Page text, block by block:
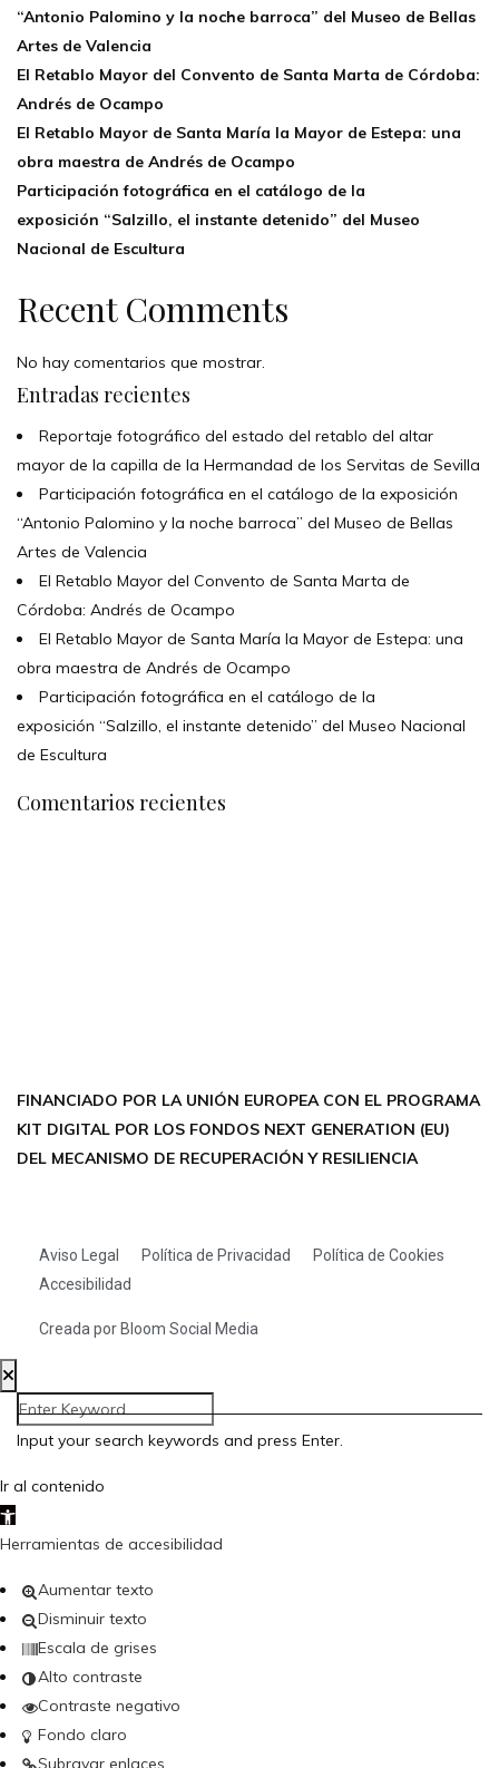
“Antonio Palomino y la noche barroca” del Museo de Bellas
Artes de Valencia
El Retablo Mayor del Convento de Santa Marta de Córdoba:
Andrés de Ocampo
El Retablo Mayor de Santa María la Mayor de Estepa: una
obra maestra de Andrés de Ocampo
Participación fotográfica en el catálogo de la
exposición “Salzillo, el instante detenido” del Museo
Nacional de Escultura
Recent Comments
No hay comentarios que mostrar.
Entradas recientes
Reportaje fotográfico del estado del retablo del altar
mayor de la capilla de la Hermandad de los Servitas de Sevilla
Participación fotográfica en el catálogo de la exposición
“Antonio Palomino y la noche barroca” del Museo de Bellas
Artes de Valencia
El Retablo Mayor del Convento de Santa Marta de
Córdoba: Andrés de Ocampo
El Retablo Mayor de Santa María la Mayor de Estepa: una
obra maestra de Andrés de Ocampo
Participación fotográfica en el catálogo de la
exposición “Salzillo, el instante detenido” del Museo Nacional
de Escultura
Comentarios recientes
FINANCIADO POR LA UNIÓN EUROPEA CON EL PROGRAMA
KIT DIGITAL POR LOS FONDOS NEXT GENERATION (EU)
DEL MECANISMO DE RECUPERACIÓN Y RESILIENCIA
Creada por Bloom Social Media
Aviso Legal Política de Privacidad
Política de Cookies
Accesibilidad
Input your search keywords and press Enter.
Ir al contenido
Abrir barra de herramientas
Herramientas de accesibilidad
Aumentar texto
Disminuir texto
Escala de grises
Alto contraste
Contraste negativo
Fondo claro